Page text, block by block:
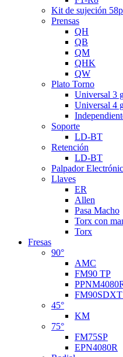
Kit de sujeción
Prensas
QH
QB
QM
QHK
QW
Plato Torno
Universal 3
Universal 4
Soporte
LD-BT
Retención
LD-BT
Palpador
Llaves
ER
Allen
Pasa Macho
Torx con
Torx
Fresas
90°
AMC
FM90 TP
45°
KM
75°
FM75SP
EPN4080R